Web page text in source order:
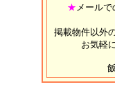
★ メール
掲載物件以外
お気軽